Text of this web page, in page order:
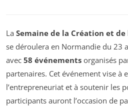
La Semaine de la Création et de
se déroulera en Normandie du 23
avec 58 événements organisés
partenaires. Cet événement vise à
l’entrepreneuriat et à soutenir les
participants auront l’occasion de